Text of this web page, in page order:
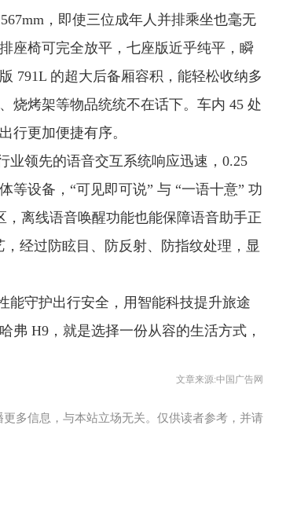
，即使三位成年人并排乘坐也毫无
座椅可完全放平，七座版近乎纯平，瞬
791L 的超大后备厢容积，能轻松收纳多
烧烤架等物品统统不在话下。车内 45 处
行更加便捷有序。
业领先的语音交互系统响应迅速，0.25
等设备，“可见即可说” 与 “一语十意” 功
离线语音唤醒功能也能保障语音助手正
经过防眩目、防反射、防指纹处理，显
能守护出行安全，用智能科技提升旅途
弗 H9，就是选择一份从容的生活方式，
文章来源:中国广告网
多信息，与本站立场无关。仅供读者参考，并请